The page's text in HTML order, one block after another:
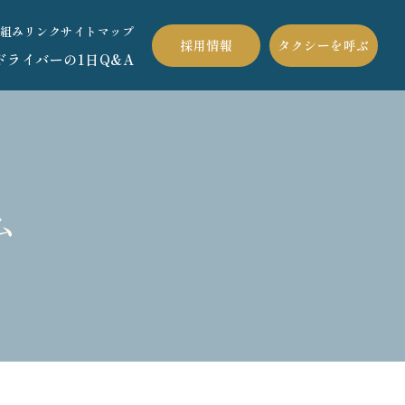
ライバーの1日Q&A
み リンクサイトマップ
採用情報 タクシーを呼ぶ